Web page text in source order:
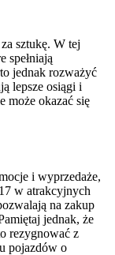
sztukę. W tej
spełniają
jednak rozważyć
lepsze osiągi i
może okazać się
i wyprzedaże,
w atrakcyjnych
na zakup
jednak, że
rezygnować z
pojazdów o